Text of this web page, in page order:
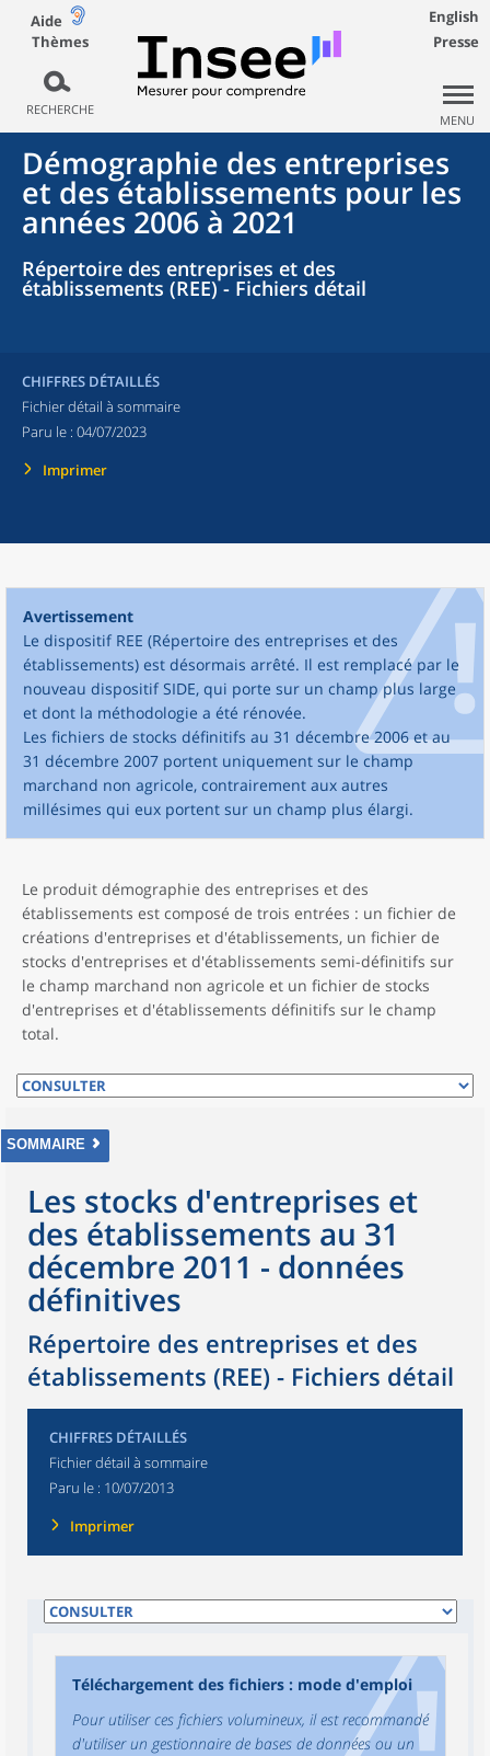
Aide
Thèmes
RECHERCHE
English
Presse
MENU
Démographie des entreprises
et des établissements pour les
années 2006 à 2021
Répertoire des entreprises et des
établissements (REE) - Fichiers détail
CHIFFRES DÉTAILLÉS
Fichier détail à sommaire
Paru le : 04/07/2023
Imprimer
Avertissement
Le dispositif REE (Répertoire des entreprises et des
établissements) est désormais arrêté. Il est remplacé par le
nouveau dispositif SIDE, qui porte sur un champ plus large
et dont la méthodologie a été rénovée.
Les fichiers de stocks définitifs au 31 décembre 2006 et au
31 décembre 2007 portent uniquement sur le champ
marchand non agricole, contrairement aux autres
millésimes qui eux portent sur un champ plus élargi.
Le produit démographie des entreprises et des
établissements est composé de trois entrées : un fichier de
créations d'entreprises et d'établissements, un fichier de
stocks d'entreprises et d'établissements semi-définitifs sur
le champ marchand non agricole et un fichier de stocks
d'entreprises et d'établissements définitifs sur le champ
total.
SOMMAIRE
Les stocks d'entreprises et
des établissements au 31
décembre 2011 - données
définitives
Répertoire des entreprises et des
établissements (REE) - Fichiers détail
CHIFFRES DÉTAILLÉS
Fichier détail à sommaire
Paru le : 10/07/2013
Imprimer
Téléchargement des fichiers : mode d'emploi
Pour utiliser ces fichiers volumineux, il est recommandé
d'utiliser un gestionnaire de bases de données ou un